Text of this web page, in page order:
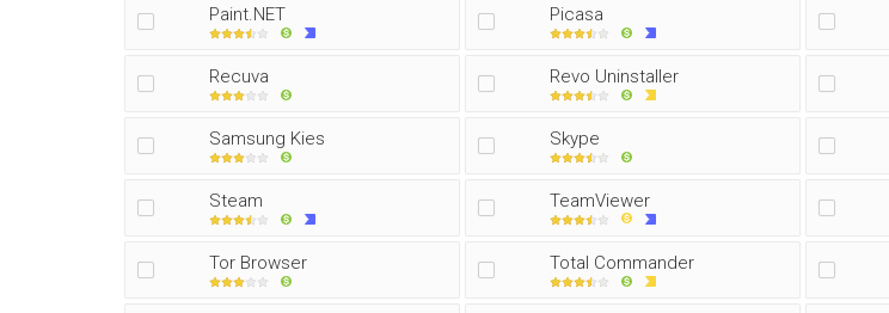
Paint.NET Picasa
Recuva Revo Uninstaller
Samsung Kies Skype
Steam TeamViewer
Tor Browser Total Commander